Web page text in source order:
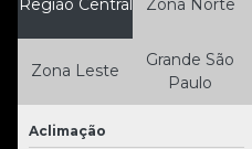
Região Central Zona Norte
Zona Leste
Grande São
Paulo
Aclimação